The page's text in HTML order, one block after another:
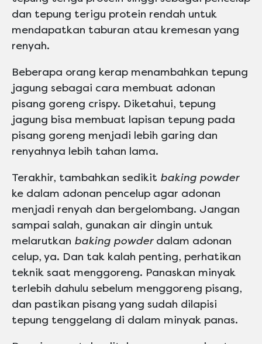
dan tepung terigu protein rendah untuk
mendapatkan taburan atau kremesan yang
renyah.
Beberapa orang kerap menambahkan tepung
jagung sebagai cara membuat adonan
pisang goreng crispy. Diketahui, tepung
jagung bisa membuat lapisan tepung pada
pisang goreng menjadi lebih garing dan
renyahnya lebih tahan lama.
Terakhir, tambahkan sedikit baking powder
ke dalam adonan pencelup agar adonan
menjadi renyah dan bergelombang. Jangan
sampai salah, gunakan air dingin untuk
melarutkan baking powderdalam adonan
celup, ya. Dan tak kalah penting, perhatikan
teknik saat menggoreng. Panaskan minyak
terlebih dahulu sebelum menggoreng pisang,
dan pastikan pisang yang sudah dilapisi
tepung tenggelang di dalam minyak panas.